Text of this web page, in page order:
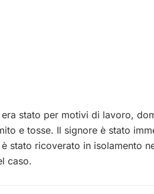
stato per motivi di lavoro,
e tosse. Il signore è stato
stato ricoverato in isolamento
caso.